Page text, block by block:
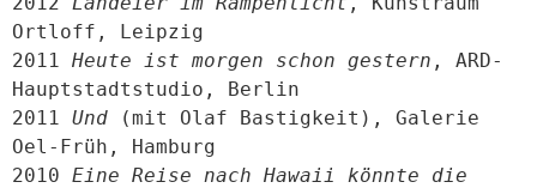
Ortloff, Leipzig
2011 Heute ist morgen schon gestern , ARD-
Hauptstadtstudio, Berlin
2011 Und (mit Olaf Bastigkeit), Galerie
Oel-Früh, Hamburg
2010 Eine Reise nach Hawaii könnte die